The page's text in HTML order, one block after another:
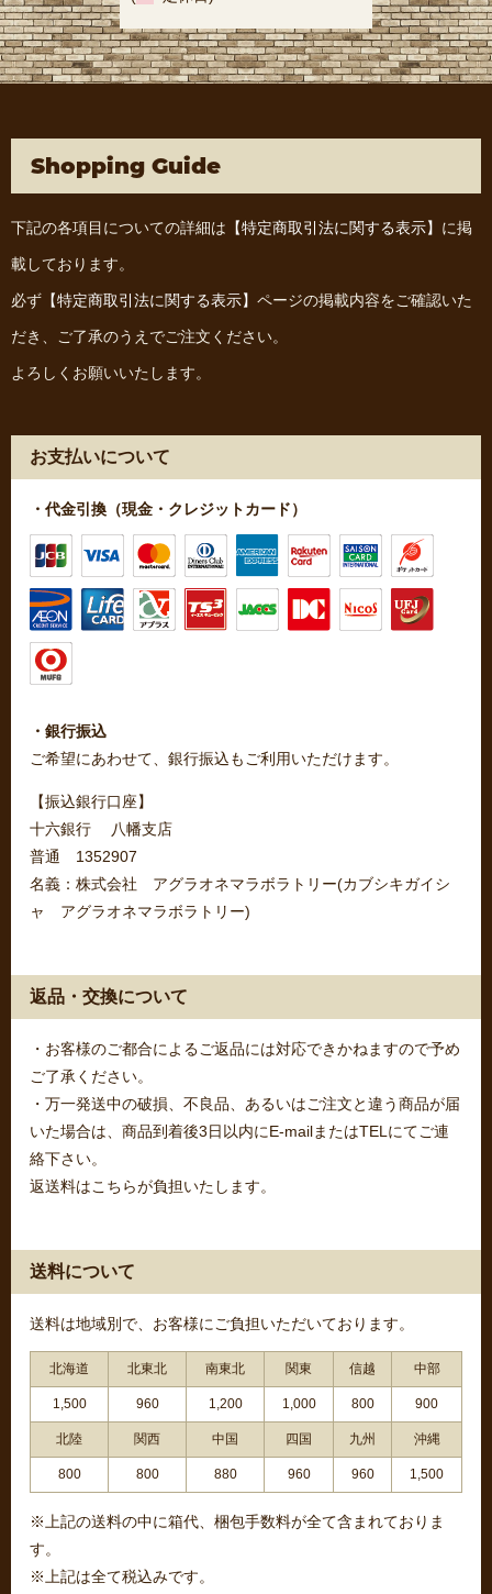
Shopping Guide
下記の各項目についての詳細は 【特定商取引法に関する表示】 に掲
載しております。
必ず 【特定商取引法に関する表示】 ページの掲載内容をご確認いた
だき、ご了承のうえでご注文ください。
よろしくお願いいたします。
お支払いについて
・代金引換（現金・クレジットカード）
・銀行振込
ご希望にあわせて、銀行振込もご利用いただけます。
【振込銀行口座】
十六銀行 八幡支店
普通 1352907
名義：株式会社 アグラオネマラボラトリー(カブシキガイシ
ャ アグラオネマラボラトリー)
返品・交換について
・お客様のご都合によるご返品には対応できかねますので予め
ご了承ください。
・万一発送中の破損、不良品、あるいはご注文と違う商品が届
いた場合は、商品到着後3日以内にE-mailまたはTELにてご連
絡下さい。
返送料はこちらが負担いたします。
送料について
送料は地域別で、お客様にご負担いただいております。
北海道 北東北 南東北 関東 信越 中部
1,500 960 1,200 1,000 800 900
北陸 関西 中国 四国 九州 沖縄
800 800 880 960 960 1,500
※上記の送料の中に箱代、梱包手数料が全て含まれておりま
す。
※上記は全て税込みです。